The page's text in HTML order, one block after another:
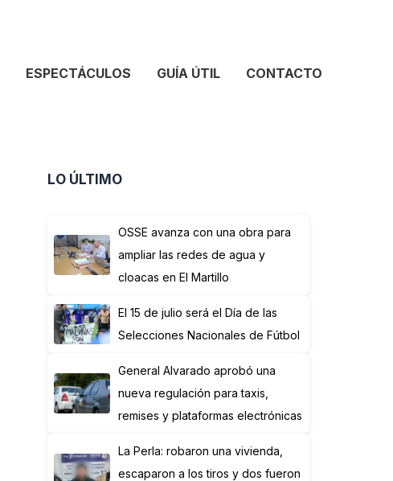
ESPECTÁCULOS GUÍA ÚTIL CONTACTO
LO ÚLTIMO
OSSE avanza con una obra para
ampliar las redes de agua y
cloacas en El Martillo
El 15 de julio será el Día de las
Selecciones Nacionales de Fútbol
General Alvarado aprobó una
nueva regulación para taxis,
remises y plataformas electrónicas
La Perla: robaron una vivienda,
escaparon a los tiros y dos fueron